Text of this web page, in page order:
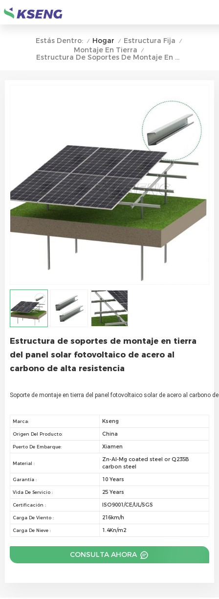
Estás Dentro: / Hogar / Estructura Fija /
Montaje En Tierra /
Estructura De Soportes De Montaje En Tierra Del Panel Solar Fotovoltaico De Acero Al Carbono De Alta Resistencia
Estructura de soportes de montaje en tierra
del panel solar fotovoltaico de acero al
carbono de alta resistencia
Soporte de montaje en tierra del panel fotovoltaico solar de acero al carbono
Marca: Kseng
Origen Del Producto: China
Puerto De Embarque: Xiamen
Material :
Zn-Al-Mg coated steel or Q235B
carbon steel
Garantía : 10 Years
Vida De Servicio : 25 Years
Certificación : ISO9001/CE/UL/SGS
Carga De Viento : 216km/h
Carga De Nieve : 1.4Kn/m2
CONSULTA AHORA